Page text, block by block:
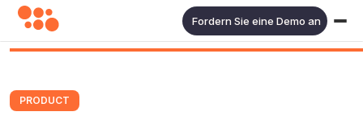
Fordern Sie eine Demo an
PRODUCT